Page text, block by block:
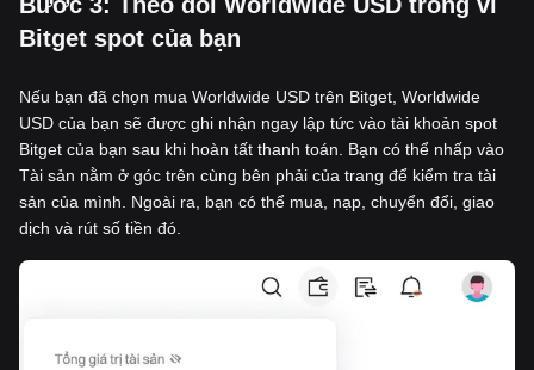
‌Bước 3: Theo dõi Worldwide USD trong ví
Bitget spot của bạn
Nếu bạn đã chọn mua Worldwide USD trên Bitget, Worldwide
USD của bạn sẽ được ghi nhận ngay lập tức vào tài khoản spot
Bitget của bạn sau khi hoàn tất thanh toán. Bạn có thể nhấp vào
Tài sản nằm ở góc trên cùng bên phải của trang để kiểm tra tài
sản của mình. Ngoài ra, bạn có thể mua, nạp, chuyển đổi, giao
dịch và rút số tiền đó.